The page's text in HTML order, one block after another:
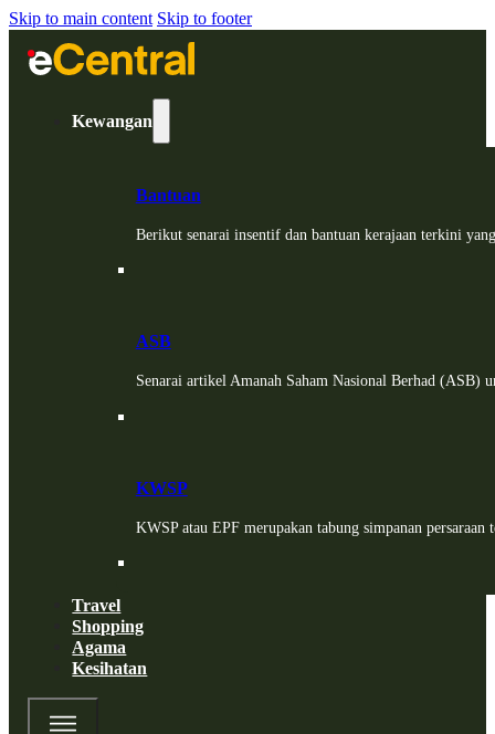
Skip to main content Skip to footer
Kewangan
Bantuan
Berikut senarai insentif dan bantuan kerajaan terkini
ASB
Senarai artikel Amanah Saham Nasional Berhad (ASB)
KWSP
KWSP atau EPF merupakan tabung simpanan persaraan
Travel
Shopping
Agama
Kesihatan